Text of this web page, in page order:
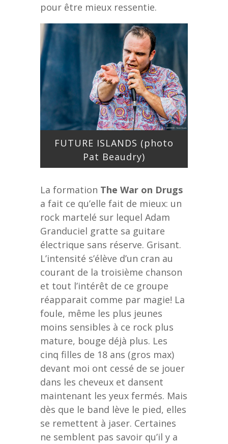
pour être mieux ressentie.
FUTURE ISLANDS (photo
Pat Beaudry)
La formation The War on Drugs
a fait ce qu’elle fait de mieux: un
rock martelé sur lequel Adam
Granduciel gratte sa guitare
électrique sans réserve. Grisant.
L’intensité s’élève d’un cran au
courant de la troisième chanson
et tout l’intérêt de ce groupe
réapparait comme par magie! La
foule, même les plus jeunes
moins sensibles à ce rock plus
mature, bouge déjà plus. Les
cinq filles de 18 ans (gros max)
devant moi ont cessé de se jouer
dans les cheveux et dansent
maintenant les yeux fermés. Mais
dès que le band lève le pied, elles
se remettent à jaser. Certaines
ne semblent pas savoir qu’il y a